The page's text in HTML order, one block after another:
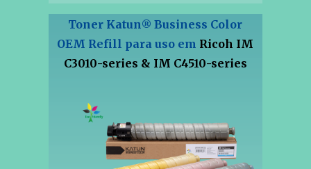
Toner Katun® Business Color
OEM Refill para uso em Ricoh IM
C3010-series & IM C4510-series